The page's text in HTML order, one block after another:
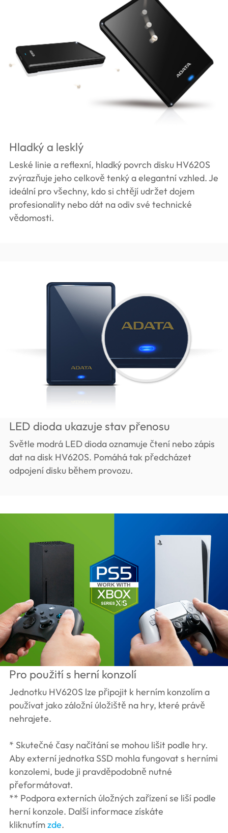
Hladký a lesklý
Leské linie a reflexní, hladký povrch disku HV620S
zvýrazňuje jeho celkově tenký a elegantní vzhled. Je
ideální pro všechny, kdo si chtějí udržet dojem
profesionality nebo dát na odiv své technické
vědomosti.
LED dioda ukazuje stav přenosu
Světle modrá LED dioda oznamuje čtení nebo zápis
dat na disk HV620S. Pomáhá tak předcházet
odpojení disku během provozu.
Pro použití s herní konzolí
Jednotku HV620S lze připojit k herním konzolím a
používat jako záložní úložiště na hry, které právě
nehrajete.
* Skutečné časy načítání se mohou lišit podle hry.
Aby externí jednotka SSD mohla fungovat s herními
konzolemi, bude ji pravděpodobně nutné
přeformátovat.
** Podpora externích úložných zařízení se liší podle
herní konzole. Další informace získáte
kliknutímzde.